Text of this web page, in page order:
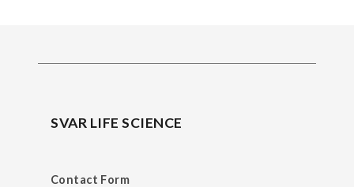
SVAR LIFE SCIENCE
Contact Form